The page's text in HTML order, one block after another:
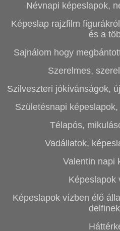
Névnapi képeslapok,
Képeslap rajzfilm
és a
Sajnálom hogy
Szerelmes,
Szilveszteri jókívánságok,
Születésnapi
Télapós,
Vadállatok,
Valentin napi
Képeslapok
Képeslapok vízben élő